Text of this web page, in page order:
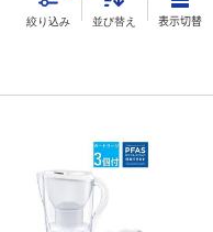
絞り込み 並び替え 表示切替